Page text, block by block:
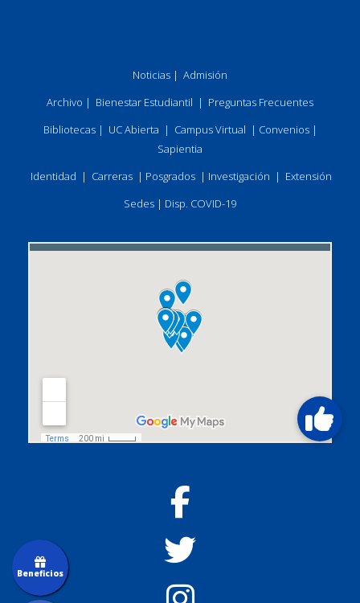
Noticias | Admisión
Archivo | Bienestar Estudiantil | Preguntas Frecuentes
Bibliotecas| UC Abierta | Campus Virtual | Convenios|
Sapientia
Identidad | Carreras | Posgrados | Investigación | Extensión
Sedes | Disp. COVID-19
Beneficios